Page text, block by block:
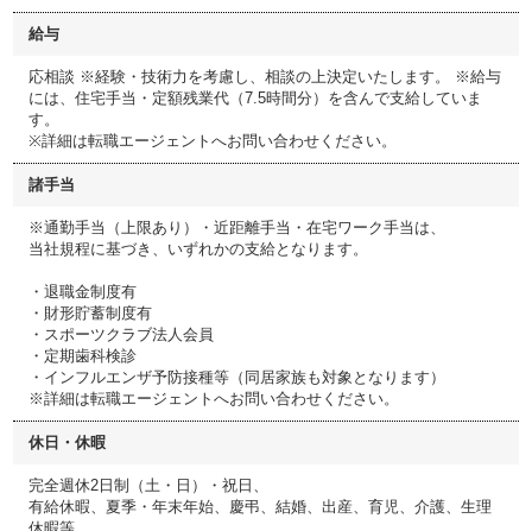
給与
応相談 ※経験・技術力を考慮し、相談の上決定いたします。 ※給与
には、住宅手当・定額残業代（7.5時間分）を含んで支給していま
す。
※詳細は転職エージェントへお問い合わせください。
諸手当
※通勤手当（上限あり）・近距離手当・在宅ワーク手当は、
当社規程に基づき、いずれかの支給となります。
・退職金制度有
・財形貯蓄制度有
・スポーツクラブ法人会員
・定期歯科検診
・インフルエンザ予防接種等（同居家族も対象となります）
※詳細は転職エージェントへお問い合わせください。
休日・休暇
完全週休2日制（土・日）・祝日、
有給休暇、夏季・年末年始、慶弔、結婚、出産、育児、介護、生理